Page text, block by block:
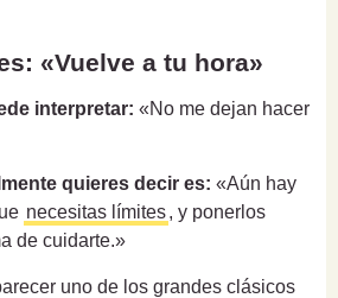
«Vuelve a tu hora»
interpretar: «No me dejan hacer
quieres decir es: «Aún hay
necesitas límites, y ponerlos
de cuidarte.»
uno de los grandes clásicos